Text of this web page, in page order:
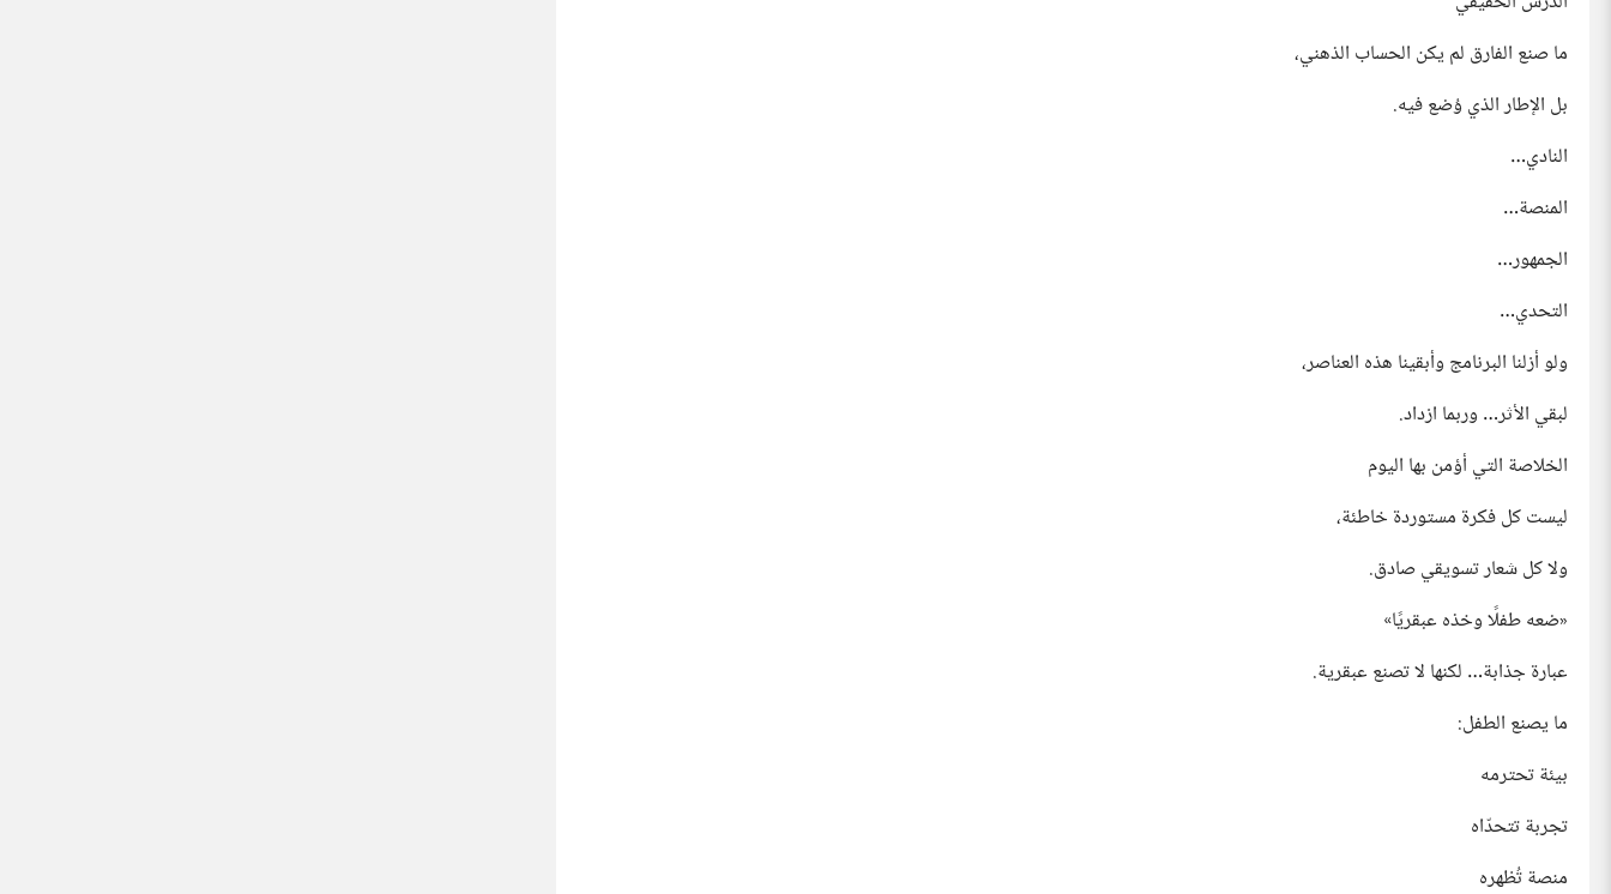
ما صنع الفارق لم يكن الحساب الذهني،
بل الإطار الذي وُضع فيه.
النادي…
المنصة…
الجمهور…
التحدي…
ولو أزلنا البرنامج وأبقينا هذه العناصر،
لبقي الأثر… وربما ازداد.
الخلاصة التي أؤمن بها اليوم
ليست كل فكرة مستوردة خاطئة،
ولا كل شعار تسويقي صادق.
«ضعه طفلًا وخذه عبقريًا»
عبارة جذابة… لكنها لا تصنع عبقرية.
ما يصنع الطفل:
بيئة تحترمه
تجربة تتحدّاه
منصة تُظهره